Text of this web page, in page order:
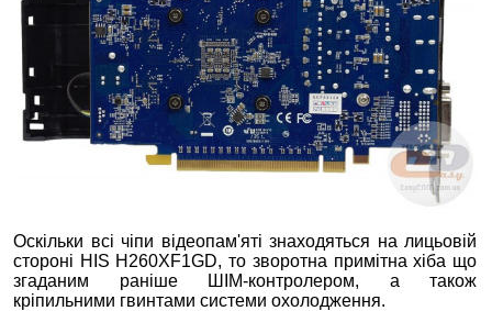
Оскільки всі чіпи відеопам'яті знаходяться на лицьовій
стороні HIS H260XF1GD, то зворотна примітна хіба що
згаданим раніше ШІМ-контролером, а також
кріпильними гвинтами системи охолодження.